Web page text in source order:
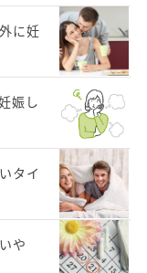
に妊
娠し
タイ
や